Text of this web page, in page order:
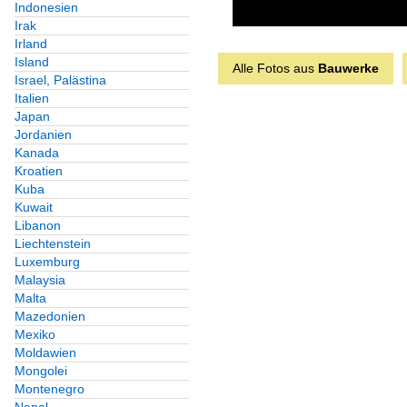
Indonesien
Irak
Irland
Island
Israel, Palästina
Italien
Japan
Jordanien
Kanada
Kroatien
Kuba
Kuwait
Libanon
Liechtenstein
Luxemburg
Malaysia
Malta
Mazedonien
Mexiko
Moldawien
Mongolei
Montenegro
Alle Fotos aus Bauwerke